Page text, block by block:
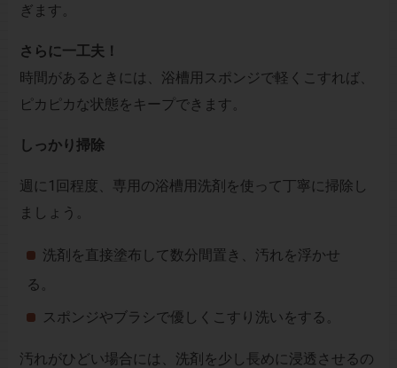
ぎます。
さらに一工夫！
時間があるときには、浴槽用スポンジで軽くこすれば、
ピカピカな状態をキープできます。
しっかり掃除
週に1回程度、専用の浴槽用洗剤を使って丁寧に掃除し
ましょう。
洗剤を直接塗布して数分間置き、汚れを浮かせ
る。
スポンジやブラシで優しくこすり洗いをする。
汚れがひどい場合には、洗剤を少し長めに浸透させるの